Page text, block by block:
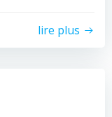
lire plus